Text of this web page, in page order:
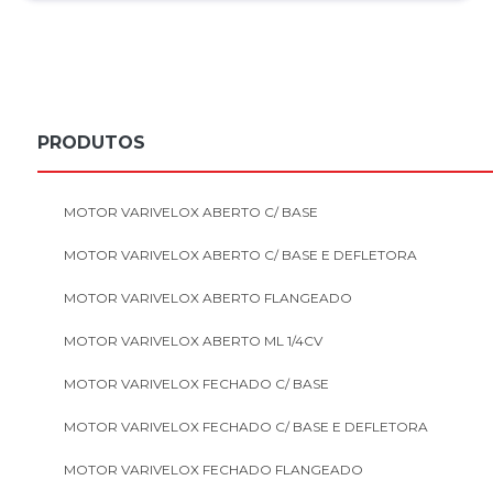
PRODUTOS
MOTOR VARIVELOX ABERTO C/ BASE
MOTOR VARIVELOX ABERTO C/ BASE E DEFLETORA
MOTOR VARIVELOX ABERTO FLANGEADO
MOTOR VARIVELOX ABERTO ML 1/4CV
MOTOR VARIVELOX FECHADO C/ BASE
MOTOR VARIVELOX FECHADO C/ BASE E DEFLETORA
MOTOR VARIVELOX FECHADO FLANGEADO